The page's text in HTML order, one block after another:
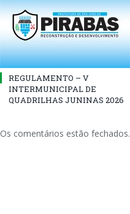
REGULAMENTO – V
INTERMUNICIPAL DE
QUADRILHAS JUNINAS 2026
Os comentários estão fechados.